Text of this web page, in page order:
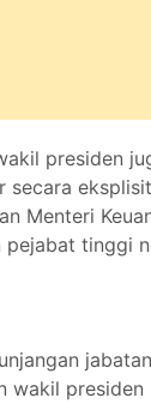
presiden
secara
Menteri
tinggi
wakil